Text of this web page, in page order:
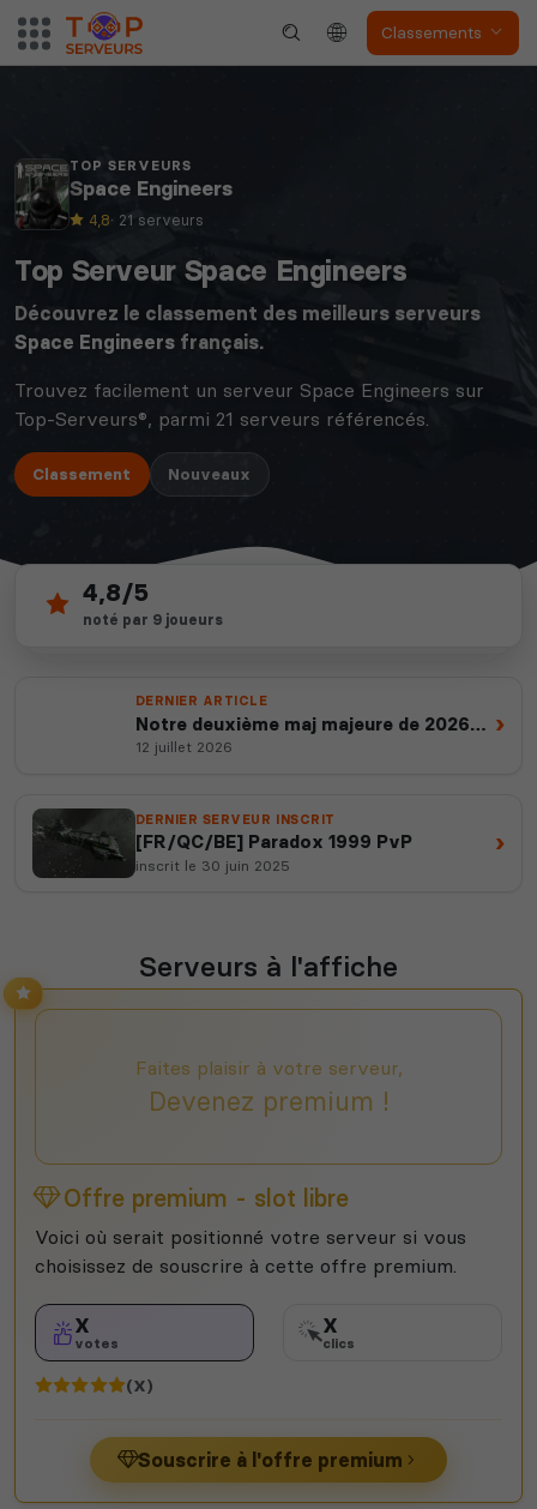
Classements
TOP SERVEURS
Space Engineers
4,8· 21 serveurs
Top Serveur Space Engineers
Découvrez le classement des meilleurs serveurs
Space Engineers français.
Trouvez facilement un serveur Space Engineers sur
Top-Serveurs®, parmi 21 serveurs référencés.
Classement Nouveaux
21
serveurs actifs
depuis 2012
4,8/5
noté par 9 joueurs
DERNIER ARTICLE
Notre deuxième maj majeure de 2026
est en ligne
12 juillet 2026
›
DERNIER SERVEUR INSCRIT
[FR/QC/BE] Paradox 1999 PvP
inscrit le 30 juin 2025
›
Serveurs à l'affiche
Faites plaisir à votre serveur,
Devenez premium !
Offre premium - slot libre
Voici où serait positionné votre serveur si vous
choisissez de souscrire à cette offre premium.
X
votes
X
clics
(X)
Souscrire à l'offre premium